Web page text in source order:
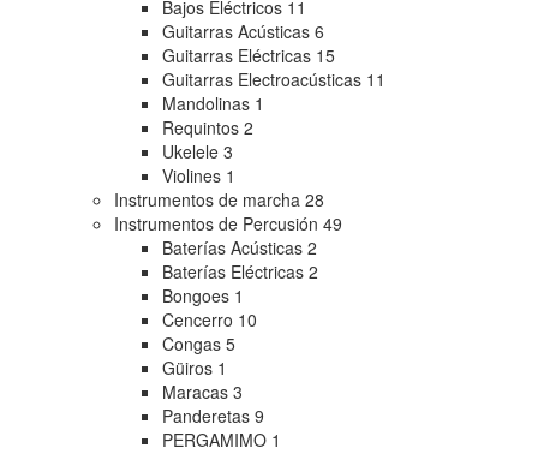
Bajos Eléctricos 11
Guitarras Acústicas 6
Guitarras Eléctricas 15
Guitarras Electroacústicas 11
Mandolinas 1
Requintos 2
Ukelele 3
Violines 1
Instrumentos de marcha 28
Instrumentos de Percusión 49
Baterías Acústicas 2
Baterías Eléctricas 2
Bongoes 1
Cencerro 10
Congas 5
Güiros 1
Maracas 3
Panderetas 9
PERGAMIMO 1